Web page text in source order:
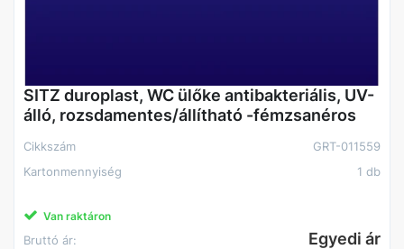
SITZ duroplast, WC ülőke antibakteriális, UV-
álló, rozsdamentes/állítható -fémzsanéros
Cikkszám
GRT-011559
Kartonmennyiség
1 db
Van raktáron
Bruttó ár: Egyedi ár